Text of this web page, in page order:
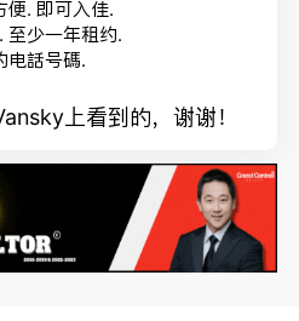
便. 即可入佳.
至少一年租约.
电話号碼.
上看到的，谢谢！